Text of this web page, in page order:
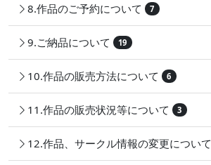
8.作品のご予約について 7
9.ご納品について 19
10.作品の販売方法について 6
11.作品の販売状況等について 3
12.作品、サークル情報の変更について